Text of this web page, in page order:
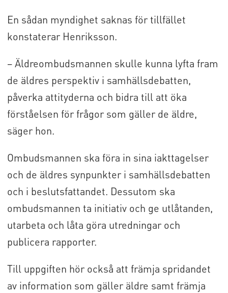
En sådan myndighet saknas för tillfället
konstaterar Henriksson.
– Äldreombudsmannen skulle kunna lyfta fram
de äldres perspektiv i samhällsdebatten,
påverka attityderna och bidra till att öka
förståelsen för frågor som gäller de äldre,
säger hon.
Ombudsmannen ska föra in sina iakttagelser
och de äldres synpunkter i samhällsdebatten
och i beslutsfattandet. Dessutom ska
ombudsmannen ta initiativ och ge utlåtanden,
utarbeta och låta göra utredningar och
publicera rapporter.
Till uppgiften hör också att främja spridandet
av information som gäller äldre samt främja